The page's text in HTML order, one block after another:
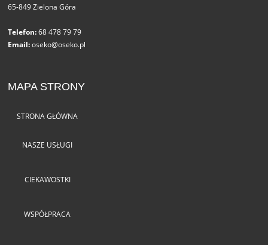
65-849 Zielona Góra
Telefon:68 478 79 79
Email:oseko@oseko.pl
MAPA STRONY
STRONA GŁÓWNA
NASZE USŁUGI
CIEKAWOSTKI
WSPÓŁPRACA